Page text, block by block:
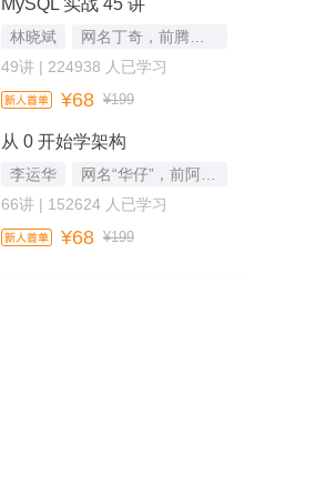
林晓斌
49讲 | 224938 人已学习
¥68 ¥199
从 0 开始学架构
李运华
66讲 | 152624 人已学习
¥68 ¥199